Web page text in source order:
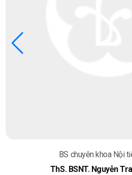
BS chuyên khoa Nội
ThS. BSNT. Nguyễn